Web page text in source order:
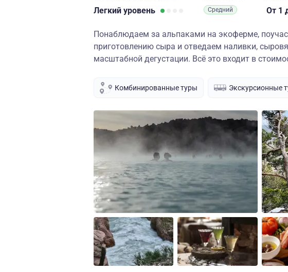
Легкий уровень Средний От 1
Понаблюдаем за альпаками на экоферме,
приготовлению сыра и отведаем наливки,
масштабной дегустации. Всё это входит в
Комбинированные туры Экскурсионные